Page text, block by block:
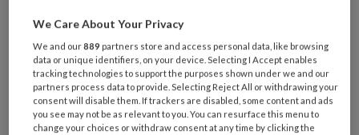
Onderwerpen
Risicovoeten
We Care About Your Privacy
We and our889 partners store and access personal data, like browsing
data or unique identifiers, on your device. Selecting I Accept enables
tracking technologies to support the purposes shown under we and our
partners process data to provide. Selecting Reject All or withdrawing your
consent will disable them. If trackers are disabled, some content and ads
you see may not be as relevant to you. You can resurface this menu to
change your choices or withdraw consent at any time by clicking the